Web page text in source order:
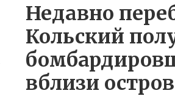
Недавно
Кольский
вблизи